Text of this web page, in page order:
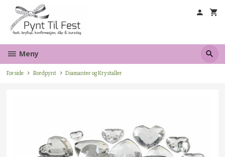
innholdet
Meny
Forside Bordpynt Diamanter og Krystaller